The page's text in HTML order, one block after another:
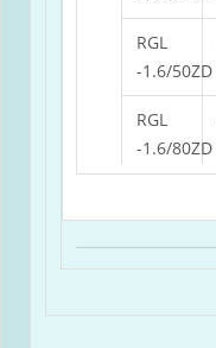
RGL
-1.6/50ZD
RGL
-1.6/80ZD
-1.6/100D